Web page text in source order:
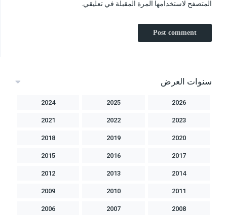
المتصفح لاستخدامها المرة المقبلة في تعليقي.
سنوات العرض
2026
2025
2024
2023
2022
2021
2020
2019
2018
2017
2016
2015
2014
2013
2012
2011
2010
2009
2008
2007
2006